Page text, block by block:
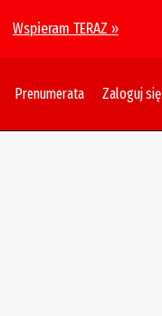
Wspieram TERAZ »
Prenumerata Zaloguj się